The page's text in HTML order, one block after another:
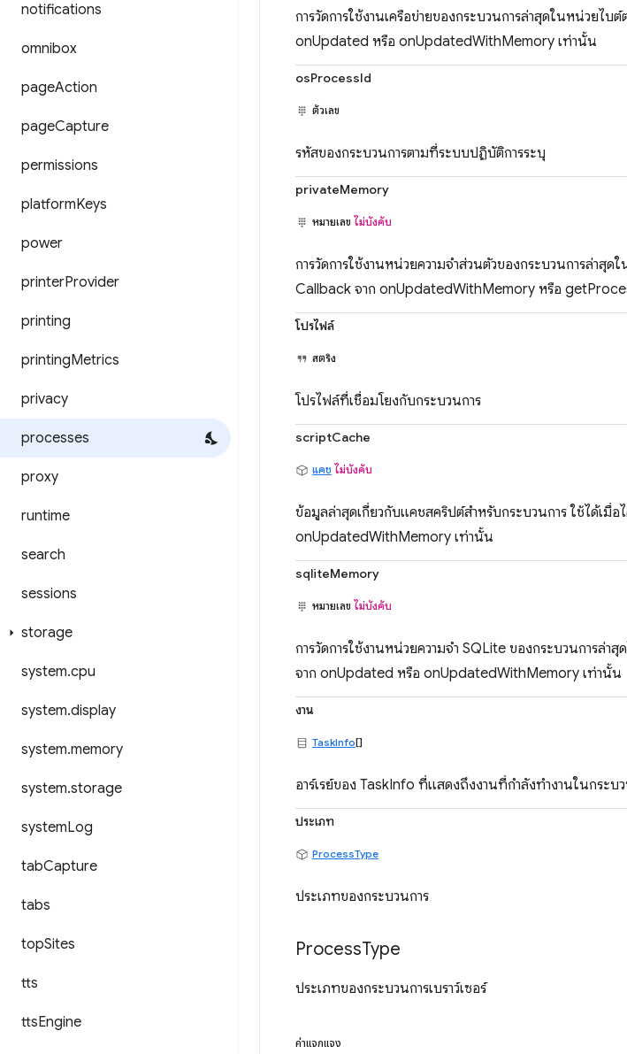
notifications
omnibox
pageAction
pageCapture
permissions
platformKeys
power
printerProvider
printing
printingMetrics
privacy
processes
proxy
runtime
search
sessions
storage
system.cpu
system.display
system.memory
system.storage
systemLog
tabCapture
tabs
topSites
tts
ttsEngine
การวัดการใช้งานเครือข่ายของกระบวนการล่าสุดในหน่วยไ
onUpdated หรือ onUpdatedWithMemory เท่านั้น
osProcessId
ตัวเลข
รหัสของกระบวนการตามที่ระบบปฏิบัติการระบุ
privateMemory
หมายเลข ไม่บังคับ
การวัดการใช้งานหน่วยความจำส่วนตัวของกระบวนการล่าสุ
Callback จาก onUpdatedWithMemory หรือ
โปรไฟล์
สตริง
โปรไฟล์ที่เชื่อมโยงกับกระบวนการ
scriptCache
แคช ไม่บังคับ
ข้อมูลล่าสุดเกี่ยวกับแคชสคริปต์สำหรับกระบวนการ ใช้ได้เ
onUpdatedWithMemory เท่านั้น
sqliteMemory
หมายเลข ไม่บังคับ
การวัดการใช้งานหน่วยความจำ SQLite ของกระบวนการล่
จาก onUpdated หรือ onUpdatedWithMemory เท่านั้น
งาน
TaskInfo[]
อาร์เรย์ของ TaskInfo ที่แสดงถึงงานที่กำลังทำงานในกระบ
ประเภท
ProcessType
ประเภทของกระบวนการ
ProcessType
ประเภทของกระบวนการเบราว์เซอร์
ค่าแจกแจง